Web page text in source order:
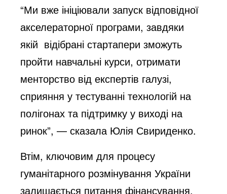
“Ми вже ініціювали запуск відповідної
акселераторної програми, завдяки
якій відібрані стартапери зможуть
пройти навчальні курси, отримати
менторство від експертів галузі,
сприяння у тестуванні технологій на
полігонах та підтримку у виході на
ринок”, — сказала Юлія Свириденко.
Втім, ключовим для процесу
гуманітарного розмінування України
залишається питання фінансування.